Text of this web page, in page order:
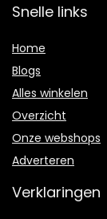
Snelle links
Home
Blogs
Alles winkelen
Overzicht
Onze webshops
Adverteren
Verklaringen